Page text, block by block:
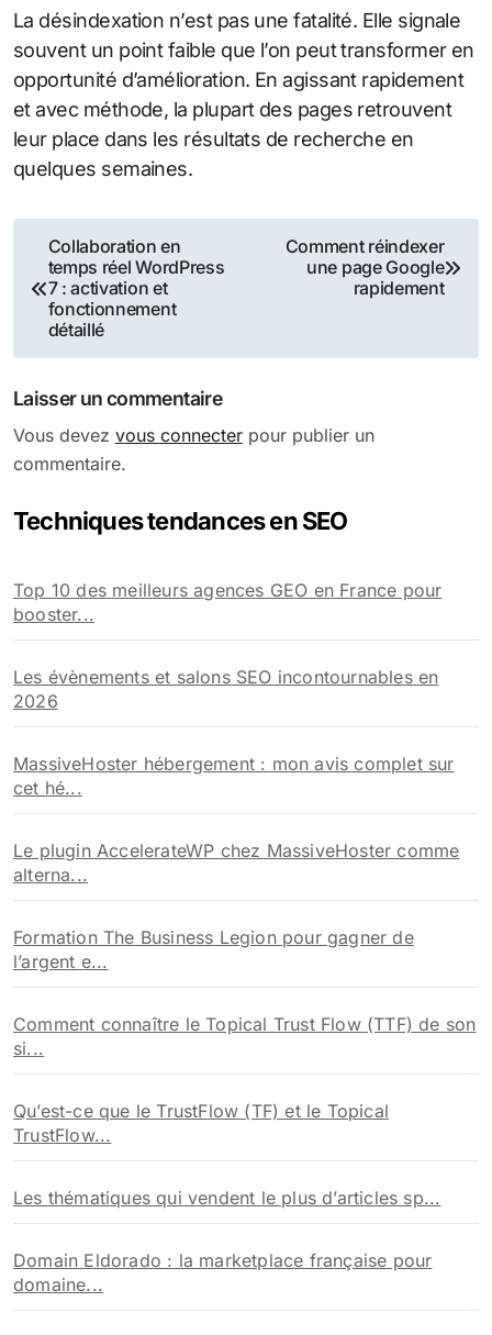
La désindexation n’est pas une fatalité. Elle signale
souvent un point faible que l’on peut transformer en
opportunité d’amélioration. En agissant rapidement
et avec méthode, la plupart des pages retrouvent
leur place dans les résultats de recherche en
quelques semaines.
Navigation
de
l’article
Collaboration en
temps réel WordPress
7 : activation et
fonctionnement
détaillé
Comment réindexer
une page Google
rapidement
Laisser un commentaire
Vous devez vous connecter pour publier un
commentaire.
Techniques tendances en SEO
Top 10 des meilleurs agences GEO en France pour
booster...
Les évènements et salons SEO incontournables en
2026
MassiveHoster hébergement : mon avis complet sur
cet hé...
Le plugin AccelerateWP chez MassiveHoster comme
alterna...
Formation The Business Legion pour gagner de
l’argent e...
Comment connaître le Topical Trust Flow (TTF) de son
si...
Qu’est-ce que le TrustFlow (TF) et le Topical
TrustFlow...
Les thématiques qui vendent le plus d’articles sp...
Domain Eldorado : la marketplace française pour
domaine...